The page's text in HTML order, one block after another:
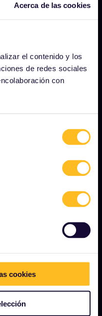
Acerca de las cookies
el contenido y los
de redes sociales
con
cookies